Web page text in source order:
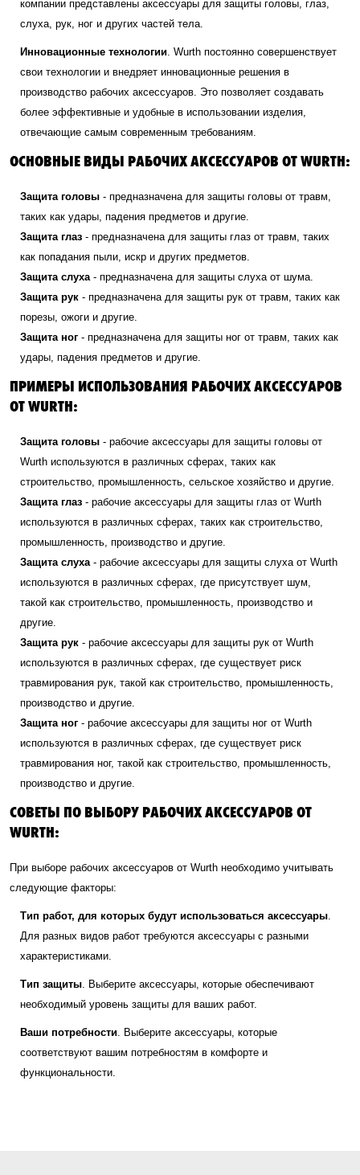
компании представлены аксессуары для защиты головы, глаз,
слуха, рук, ног и других частей тела.
Инновационные технологии. Wurth постоянно совершенствует
свои технологии и внедряет инновационные решения в
производство рабочих аксессуаров. Это позволяет создавать
более эффективные и удобные в использовании изделия,
отвечающие самым современным требованиям.
ОСНОВНЫЕ ВИДЫ РАБОЧИХ АКСЕССУАРОВ ОТ WURTH:
Защита головы - предназначена для защиты головы от травм,
таких как удары, падения предметов и другие.
Защита глаз - предназначена для защиты глаз от травм, таких
как попадания пыли, искр и других предметов.
Защита слуха - предназначена для защиты слуха от шума.
Защита рук - предназначена для защиты рук от травм, таких как
порезы, ожоги и другие.
Защита ног - предназначена для защиты ног от травм, таких как
удары, падения предметов и другие.
ПРИМЕРЫ ИСПОЛЬЗОВАНИЯ РАБОЧИХ АКСЕССУАРОВ
ОТ WURTH:
Защита головы - рабочие аксессуары для защиты головы от
Wurth используются в различных сферах, таких как
строительство, промышленность, сельское хозяйство и другие.
Защита глаз - рабочие аксессуары для защиты глаз от Wurth
используются в различных сферах, таких как строительство,
промышленность, производство и другие.
Защита слуха - рабочие аксессуары для защиты слуха от Wurth
используются в различных сферах, где присутствует шум,
такой как строительство, промышленность, производство и
другие.
Защита рук - рабочие аксессуары для защиты рук от Wurth
используются в различных сферах, где существует риск
травмирования рук, такой как строительство, промышленность,
производство и другие.
Защита ног - рабочие аксессуары для защиты ног от Wurth
используются в различных сферах, где существует риск
травмирования ног, такой как строительство, промышленность,
производство и другие.
СОВЕТЫ ПО ВЫБОРУ РАБОЧИХ АКСЕССУАРОВ ОТ
WURTH:
При выборе рабочих аксессуаров от Wurth необходимо учитывать
следующие факторы:
Тип работ, для которых будут использоваться аксессуары.
Для разных видов работ требуются аксессуары с разными
характеристиками.
Тип защиты. Выберите аксессуары, которые обеспечивают
необходимый уровень защиты для ваших работ.
Ваши потребности. Выберите аксессуары, которые
соответствуют вашим потребностям в комфорте и
функциональности.